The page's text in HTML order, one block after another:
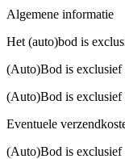
Algemene informatie
Het (auto)bod is
(Auto)Bod is
(Auto)Bod is exclusief
Eventuele
(Auto)Bod is exclusief